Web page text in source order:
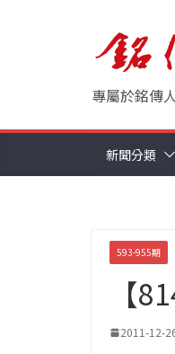
專屬於銘傳
新聞分類
593-955期
【
2011-12-